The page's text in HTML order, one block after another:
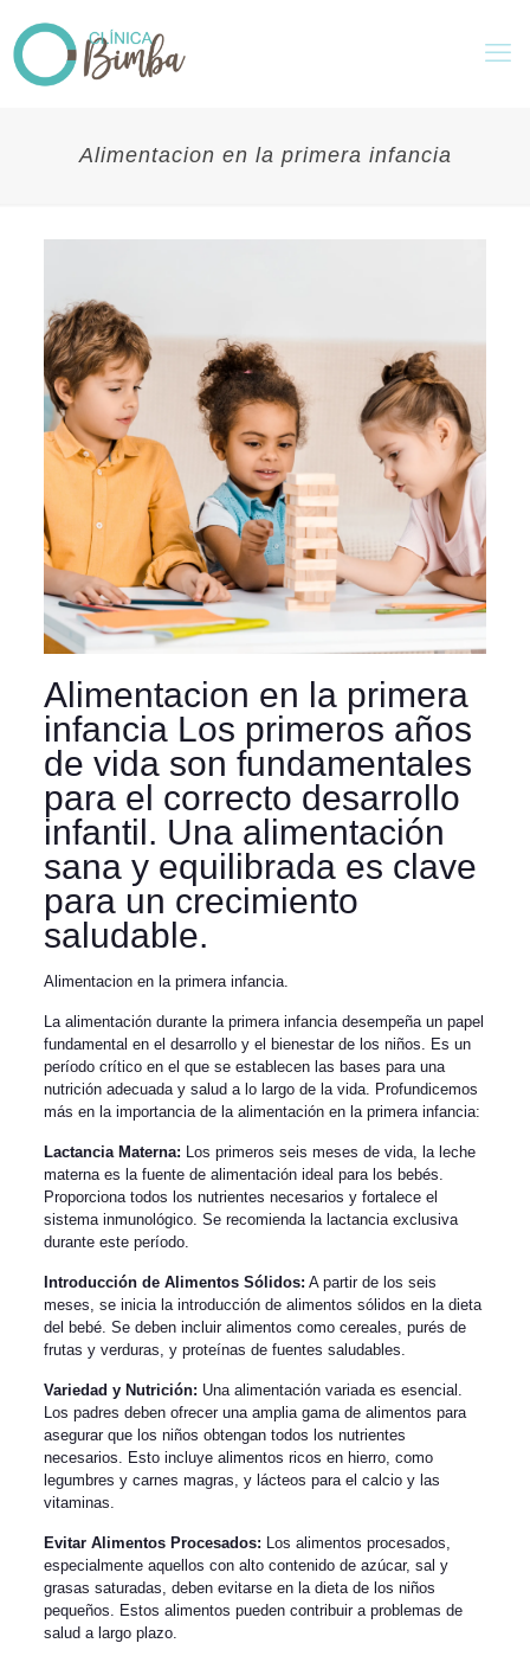
Alimentacion en la primera infancia
Alimentacion en la primera
infancia Los primeros años
de vida son fundamentales
para el correcto desarrollo
infantil. Una alimentación
sana y equilibrada es clave
para un crecimiento
saludable.
Alimentacion en la primera infancia.
La alimentación durante la primera infancia desempeña un papel
fundamental en el desarrollo y el bienestar de los niños. Es un
período crítico en el que se establecen las bases para una
nutrición adecuada y salud a lo largo de la vida. Profundicemos
más en la importancia de la alimentación en la primera infancia:
Lactancia Materna: Los primeros seis meses de vida, la leche
materna es la fuente de alimentación ideal para los bebés.
Proporciona todos los nutrientes necesarios y fortalece el
sistema inmunológico. Se recomienda la lactancia exclusiva
durante este período.
Introducción de Alimentos Sólidos: A partir de los seis
meses, se inicia la introducción de alimentos sólidos en la dieta
del bebé. Se deben incluir alimentos como cereales, purés de
frutas y verduras, y proteínas de fuentes saludables.
Variedad y Nutrición: Una alimentación variada es esencial.
Los padres deben ofrecer una amplia gama de alimentos para
asegurar que los niños obtengan todos los nutrientes
necesarios. Esto incluye alimentos ricos en hierro, como
legumbres y carnes magras, y lácteos para el calcio y las
vitaminas.
Evitar Alimentos Procesados: Los alimentos procesados,
especialmente aquellos con alto contenido de azúcar, sal y
grasas saturadas, deben evitarse en la dieta de los niños
pequeños. Estos alimentos pueden contribuir a problemas de
salud a largo plazo.